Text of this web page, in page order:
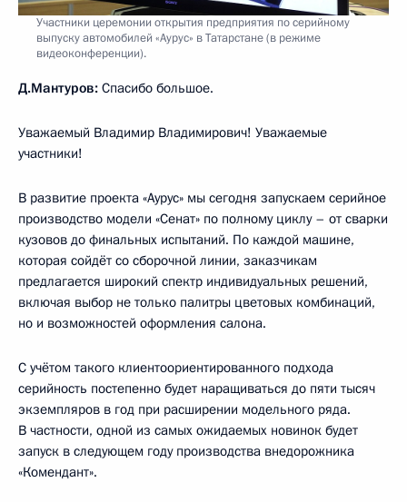
Участники церемонии открытия предприятия по серийному
выпуску автомобилей «Аурус» в Татарстане (в режиме
видеоконференции).
Д.Мантуров: Спасибо большое.
Уважаемый Владимир Владимирович! Уважаемые
участники!
В развитие проекта «Аурус» мы сегодня запускаем серийное
производство модели «Сенат» по полному циклу – от сварки
кузовов до финальных испытаний. По каждой машине,
которая сойдёт со сборочной линии, заказчикам
предлагается широкий спектр индивидуальных решений,
включая выбор не только палитры цветовых комбинаций,
но и возможностей оформления салона.
С учётом такого клиентоориентированного подхода
серийность постепенно будет наращиваться до пяти тысяч
экземпляров в год при расширении модельного ряда.
В частности, одной из самых ожидаемых новинок будет
запуск в следующем году производства внедорожника
«Комендант».